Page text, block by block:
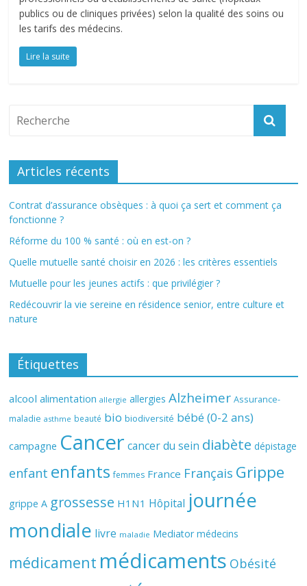
publics ou de cliniques privées) selon la qualité des soins ou
les tarifs des médecins.
Lire la suite
Articles récents
Contrat d’assurance obsèques : à quoi ça sert et comment ça
fonctionne ?
Réforme du 100 % santé : où en est-on ?
Quelle mutuelle santé choisir en 2026 : les critères essentiels
Mutuelle pour les jeunes actifs : que privilégier ?
Redécouvrir la vie sereine en résidence senior, entre culture et
nature
Étiquettes
alcool alimentation allergie allergies Alzheimer Assurance-
maladie asthme beauté bio biodiversité bébé (0-2 ans)
campagne Cancer cancer du sein diabète dépistage
enfant enfants femmes France Français Grippe
grippe A grossesse H1N1 Hôpital journée
mondiale livre maladie Mediator médecins
médicament médicaments Obésité